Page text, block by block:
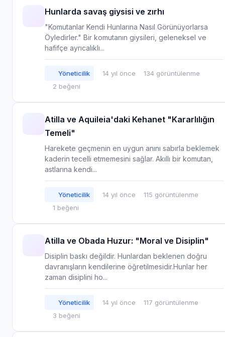
Hunlarda savaş giysisi ve zırhı
"Komutanlar Kendi Hunlarına Nasıl Görünüyorlarsa
Öyledirler." Bir komutanın giysileri, geleneksel ve
hafifçe ayrıcalıklı...
Yöneticilik 14 yıl önce
134 görüntülenme
2 beğeni
Atilla ve Aquileia'daki Kehanet "Kararlılığın
Temeli"
Harekete geçmenin en uygun anını sabırla beklemek
kaderin tecelli etmemesini sağlar. Akıllı bir komutan,
astlarına kendi...
Yöneticilik 14 yıl önce
115 görüntülenme
1 beğeni
Atilla ve Obada Huzur: "Moral ve Disiplin"
Disiplin baskı değildir. Hunlardan beklenen doğru
davranışların kendilerine öğretilmesidir.Hunlar her
zaman disiplini ho...
Yöneticilik 14 yıl önce
117 görüntülenme
3 beğeni